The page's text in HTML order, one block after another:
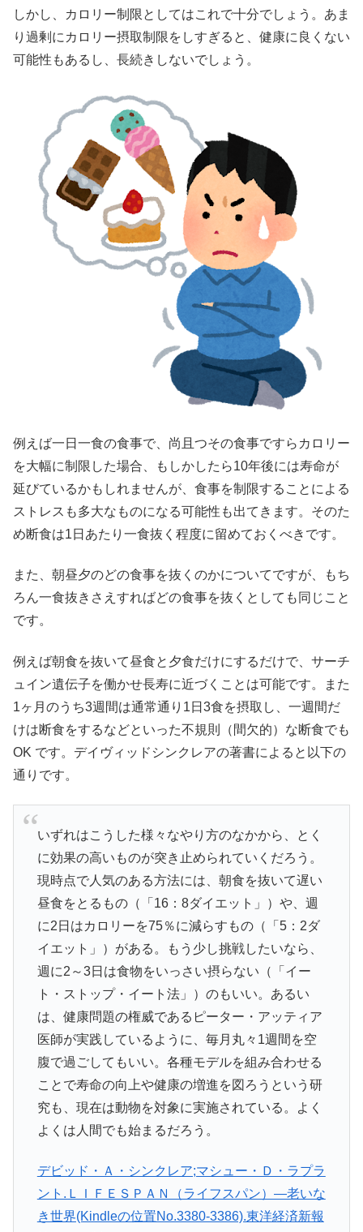
しかし、カロリー制限としてはこれで十分でしょう。あま
り過剰にカロリー摂取制限をしすぎると、健康に良くない
可能性もあるし、長続きしないでしょう。
例えば一日一食の食事で、尚且つその食事ですらカロリー
を大幅に制限した場合、もしかしたら10年後には寿命が
延びているかもしれませんが、食事を制限することによる
ストレスも多大なものになる可能性も出てきます。そのた
め断食は1日あたり一食抜く程度に留めておくべきです。
また、朝昼夕のどの食事を抜くのかについてですが、もち
ろん一食抜きさえすればどの食事を抜くとしても同じこと
です。
例えば朝食を抜いて昼食と夕食だけにするだけで、サーチ
ュイン遺伝子を働かせ長寿に近づくことは可能です。また
1ヶ月のうち3週間は通常通り1日3食を摂取し、一週間だ
けは断食をするなどといった不規則（間欠的）な断食でも
OK です。デイヴィッドシンクレアの著書によると以下の
通りです。
いずれはこうした様々なやり方のなかから、とく
に効果の高いものが突き止められていくだろう。
現時点で人気のある方法には、朝食を抜いて遅い
昼食をとるもの（「16：8ダイエット」）や、週
に2日はカロリーを75％に減らすもの（「5：2ダ
イエット」）がある。もう少し挑戦したいなら、
週に2～3日は食物をいっさい摂らない（「イー
ト・ストップ・イート法」）のもいい。あるい
は、健康問題の権威であるピーター・アッティア
医師が実践しているように、毎月丸々1週間を空
腹で過ごしてもいい。各種モデルを組み合わせる
ことで寿命の向上や健康の増進を図ろうという研
究も、現在は動物を対象に実施されている。よく
よくは人間でも始まるだろう。
デビッド・Ａ・シンクレア;マシュー・Ｄ・ラプラ
ント.ＬＩＦＥＳＰＡＮ（ライフスパン）―老いな
き世界(Kindleの位置No.3380-3386).東洋経済新報